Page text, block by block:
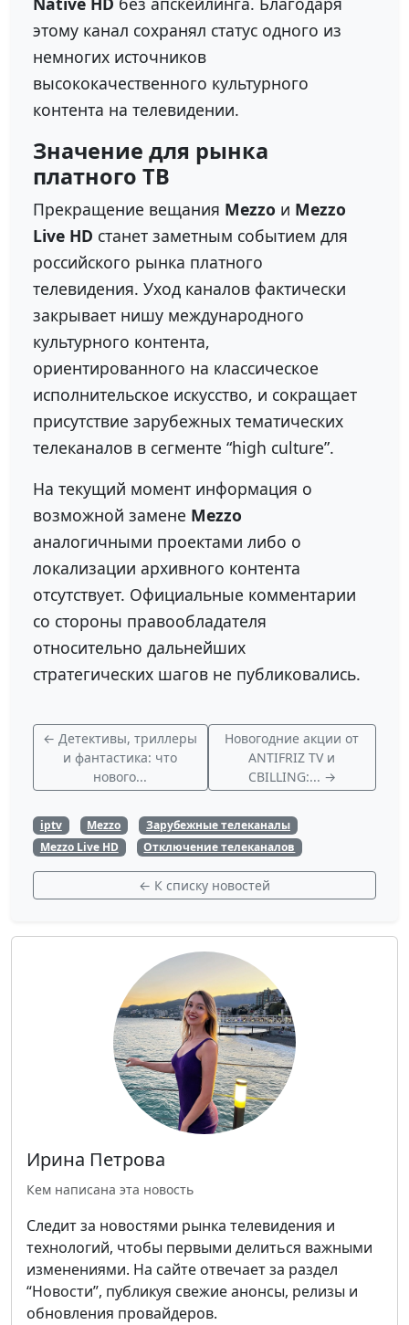
этому канал сохранял статус одного из
немногих источников
высококачественного культурного
контента на телевидении.
Значение для рынка
платного ТВ
Прекращение вещания Mezzo и Mezzo
Live HD станет заметным событием для
российского рынка платного
телевидения. Уход каналов фактически
закрывает нишу международного
культурного контента,
ориентированного на классическое
исполнительское искусство, и сокращает
присутствие зарубежных тематических
телеканалов в сегменте “high culture”.
На текущий момент информация о
возможной замене Mezzo
аналогичными проектами либо о
локализации архивного контента
отсутствует. Официальные комментарии
со стороны правообладателя
относительно дальнейших
стратегических шагов не публиковались.
← Детективы, триллеры
и фантастика: что
нового...
Новогодние акции от
ANTIFRIZ TV и
CBILLING:... →
iptv Mezzo
Зарубежные телеканалы
Mezzo Live HD
Отключение телеканалов
← К списку новостей
Ирина Петрова
Кем написана эта новость
Следит за новостями рынка телевидения и
технологий, чтобы первыми делиться важными
изменениями. На сайте отвечает за раздел
“Новости”, публикуя свежие анонсы, релизы и
обновления провайдеров.